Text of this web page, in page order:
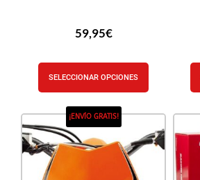
59,95€
SELECCIONAR OPCIONES
¡ENVÍO GRATIS!